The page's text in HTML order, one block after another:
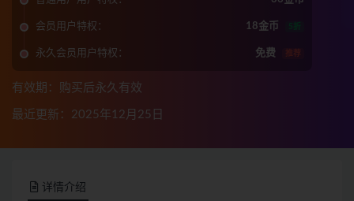
会员用户特权： 18金币 5折
永久会员用户特权： 免费 推荐
有效期：购买后永久有效
最近更新：2025年12月25日
详情介绍